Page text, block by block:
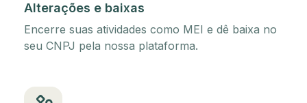
Alterações e baixas
Encerre suas atividades como MEI e dê baixa no
seu CNPJ pela nossa plataforma.